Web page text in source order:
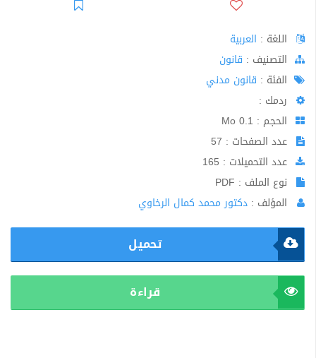
اللغة : العربية
اﻟﺘﺼﻨﻴﻒ : قانون
الفئة : قانون مدني
ردمك :
الحجم : 0.1 Mo
عدد الصفحات : 57
عدد التحميلات : 165
نوع الملف : PDF
المؤلف : دكتور محمد كمال الرخاوي
تحميل
قراءة